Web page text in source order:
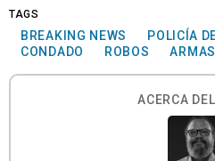
TAGS
BREAKING NEWS
POLICÍA
CONDADO
ROBOS
ACERCA